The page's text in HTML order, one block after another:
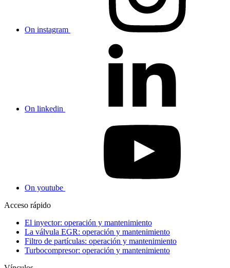
On instagram
On linkedin
On youtube
Acceso rápido
El inyector: operación y mantenimiento
La válvula EGR: operación y mantenimiento
Filtro de partículas: operación y mantenimiento
Turbocompresor: operación y mantenimiento